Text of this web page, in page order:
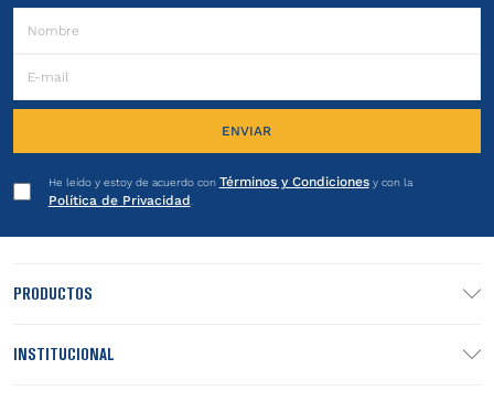
ENVIAR
He leído y estoy de acuerdo con Términos y Condicionesy con la
Política de Privacidad
PRODUCTOS
INSTITUCIONAL